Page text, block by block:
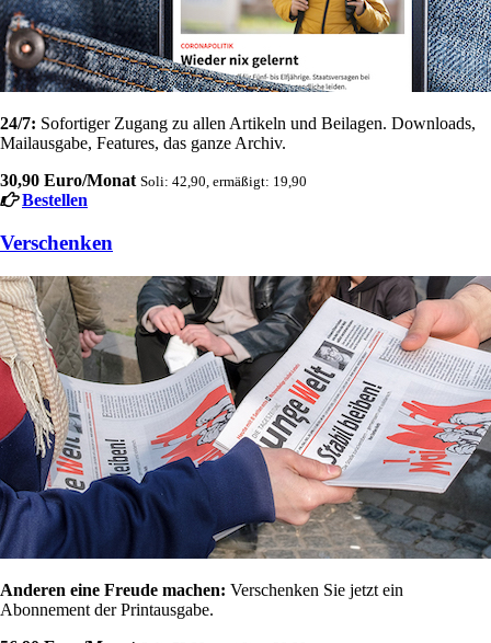
24/7: Sofortiger Zugang zu allen Artikeln und Beilagen. Downloads,
Mailausgabe, Features, das ganze Archiv.
30,90 Euro/Monat Soli: 42,90, ermäßigt: 19,90
Bestellen
Verschenken
Anderen eine Freude machen: Verschenken Sie jetzt ein
Abonnement der Printausgabe.